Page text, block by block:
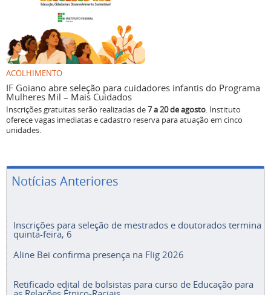
ACOLHIMENTO
IF Goiano abre seleção para cuidadores infantis do Programa
Mulheres Mil – Mais Cuidados
Inscrições gratuitas serão realizadas de7 a 20 de agosto. Instituto
oferece vagas imediatas e cadastro reserva para atuação em cinco
unidades.
Notícias Anteriores
Inscrições para seleção de mestrados e doutorados termina
quinta-feira, 6
Aline Bei confirma presença na Flig 2026
Retificado edital de bolsistas para curso de Educação para